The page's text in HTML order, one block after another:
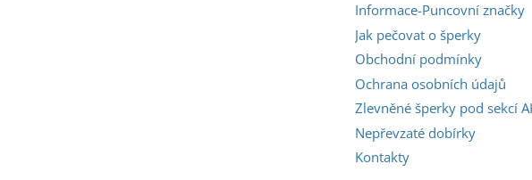
Informace-Puncovní značky
Jak pečovat o šperky
Obchodní podmínky
Ochrana osobních údajů
Zlevněné šperky pod sekcí
Nepřevzaté dobírky
Kontakty